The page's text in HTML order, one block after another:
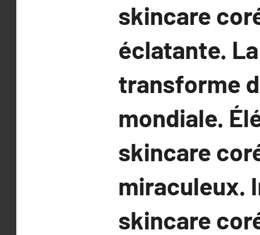
skincare
éclatante.
transforme
mondiale.
skincare
miraculeux.
skincare